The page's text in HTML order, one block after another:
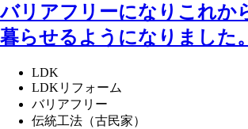
バリアフリーになりこれか
暮らせるようになりました。
LDK
LDKリフォーム
バリアフリー
伝統工法（古民家）